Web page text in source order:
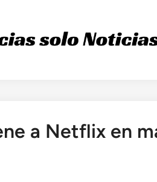
a Netflix en